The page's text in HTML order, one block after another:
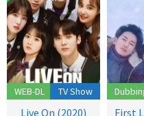
WEB-DL TV Show
Live On (2020)
First